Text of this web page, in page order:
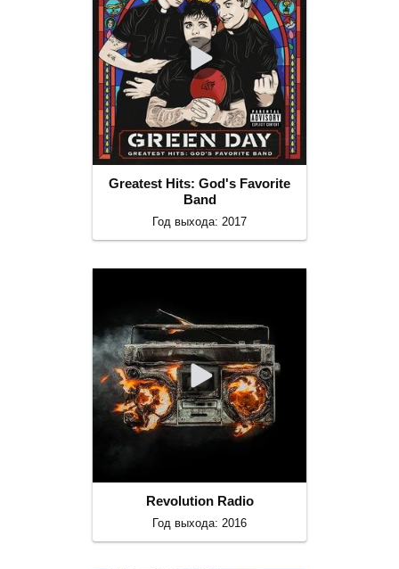
Greatest Hits: God's Favorite
Band
Год выхода: 2017
Revolution Radio
Год выхода: 2016